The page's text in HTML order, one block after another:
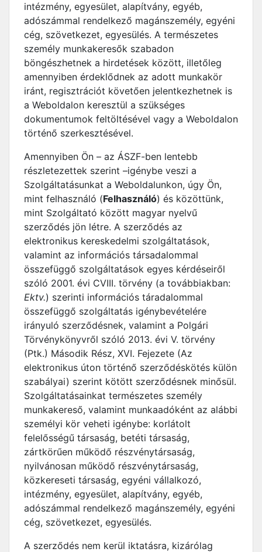
intézmény, egyesület, alapítvány, egyéb,
adószámmal rendelkező magánszemély, egyéni
cég, szövetkezet, egyesülés. A természetes
személy munkakeresők szabadon
böngészhetnek a hirdetések között, illetőleg
amennyiben érdeklődnek az adott munkakör
iránt, regisztrációt követően jelentkezhetnek is
a Weboldalon keresztül a szükséges
dokumentumok feltöltésével vagy a Weboldalon
történő szerkesztésével.
Amennyiben Ön – az ÁSZF-ben lentebb
részletezettek szerint –igénybe veszi a
Szolgáltatásunkat a Weboldalunkon, úgy Ön,
mint felhasználó (Felhasználó) és közöttünk,
mint Szolgáltató között magyar nyelvű
szerződés jön létre. A szerződés az
elektronikus kereskedelmi szolgáltatások,
valamint az információs társadalommal
összefüggő szolgáltatások egyes kérdéseiről
szóló 2001. évi CVIII. törvény (a továbbiakban:
Ektv.) szerinti információs táradalommal
összefüggő szolgáltatás igénybevételére
irányuló szerződésnek, valamint a Polgári
Törvénykönyvről szóló 2013. évi V. törvény
(Ptk.) Második Rész, XVI. Fejezete (Az
elektronikus úton történő szerződéskötés külön
szabályai) szerint kötött szerződésnek minősül.
Szolgáltatásainkat természetes személy
munkakereső, valamint munkaadóként az alábbi
személyi kör veheti igénybe: korlátolt
felelősségű társaság, betéti társaság,
zártkörűen működő részvénytársaság,
nyilvánosan működő részvénytársaság,
közkereseti társaság, egyéni vállalkozó,
intézmény, egyesület, alapítvány, egyéb,
adószámmal rendelkező magánszemély, egyéni
cég, szövetkezet, egyesülés.
A szerződés nem kerül iktatásra, kizárólag